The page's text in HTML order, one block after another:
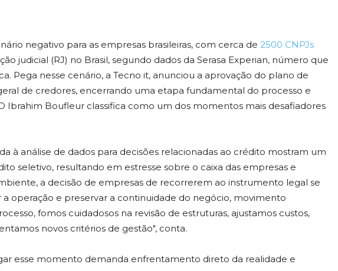
negativo para as empresas brasileiras, com cerca de 2500 CNPJs
judicial (RJ) no Brasil, segundo dados da Serasa Experian, número que
Pega nesse cenário, a Tecno it, anunciou a aprovação do plano de
de credores, encerrando uma etapa fundamental do processo e
Ibrahim Boufleur classifica como um dos momentos mais desafiadores
à análise de dados para decisões relacionadas ao crédito mostram um
seletivo, resultando em estresse sobre o caixa das empresas e
a decisão de empresas de recorrerem ao instrumento legal se
operação e preservar a continuidade do negócio, movimento
fomos cuidadosos na revisão de estruturas, ajustamos custos,
novos critérios de gestão", conta.
esse momento demanda enfrentamento direto da realidade e